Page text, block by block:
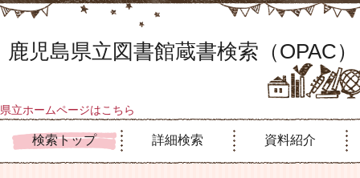
鹿児島県立図書館蔵書検索（OPAC）
県立ホームページはこちら
検索トップ 詳細検索 資料紹介